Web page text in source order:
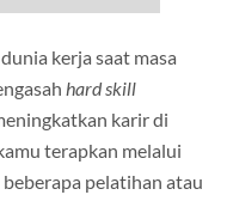
kerja saat masa
hard skill
karir di
terapkan melalui
pelatihan atau